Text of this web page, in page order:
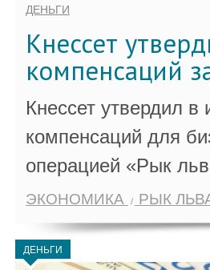
ДЕНЬГИ
Кнессет
компенсаций
Кнессет утвердил в
компенсаций для
операцией «Рык
ЭКОНОМИКА РЫК
ДЕНЬГИ